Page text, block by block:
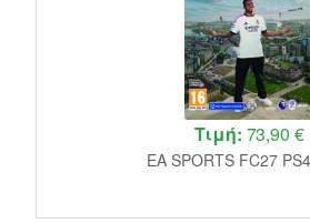
Τιμή: 73,90 €
EA SPORTS FC27